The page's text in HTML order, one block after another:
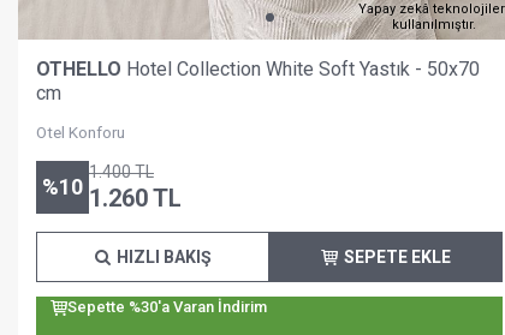
Yapay zekâ
kullanılmıştır.
OTHELLO Hotel Collection White Soft Yastık - 50x70
cm
Otel Konforu
%10
1.400TL
1.260TL
SEPETE EKLE
HIZLI BAKIŞ
Sepette %30'a Varan İndirim